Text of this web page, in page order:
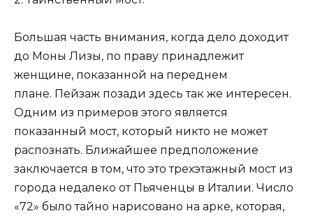
Большая часть внимания, когда дело доходит
до Моны Лизы, по праву принадлежит
женщине, показанной на переднем
плане. Пейзаж позади здесь так же интересен.
Одним из примеров этого является
показанный мост, который никто не может
распознать. Ближайшее предположение
заключается в том, что это трехэтажный мост из
города недалеко от Пьяченцы в Италии. Число
«72» было тайно нарисовано на арке, которая,